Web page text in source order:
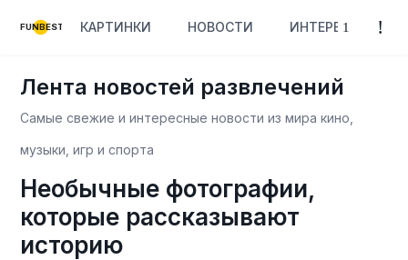
FUNBEST КАРТИНКИ НОВОСТИ ИНТЕРЕСНОЕ
Лента новостей развлечений
Самые свежие и интересные новости из мира кино,
музыки, игр и спорта
Необычные фотографии,
которые рассказывают
историю